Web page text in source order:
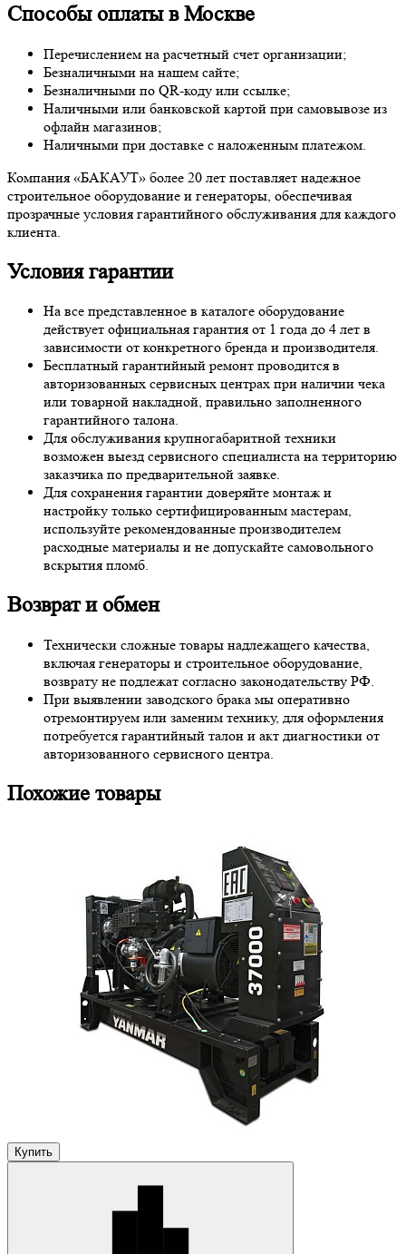
Способы оплаты в Москве
Перечислением на расчетный счет организации;
Безналичными на нашем сайте;
Безналичными по QR-коду или ссылке;
Наличными или банковской картой при самовывозе из
офлайн магазинов;
Наличными при доставке с наложенным платежом.
Компания «БАКАУТ» более 20 лет поставляет надежное
строительное оборудование и генераторы, обеспечивая
прозрачные условия гарантийного обслуживания для каждого
клиента.
Условия гарантии
На все представленное в каталоге оборудование
действует официальная гарантия от 1 года до 4 лет в
зависимости от конкретного бренда и производителя.
Бесплатный гарантийный ремонт проводится в
авторизованных сервисных центрах при наличии чека
или товарной накладной, правильно заполненного
гарантийного талона.
Для обслуживания крупногабаритной техники
возможен выезд сервисного специалиста на территорию
заказчика по предварительной заявке.
Для сохранения гарантии доверяйте монтаж и
настройку только сертифицированным мастерам,
используйте рекомендованные производителем
расходные материалы и не допускайте самовольного
вскрытия пломб.
Возврат и обмен
Технически сложные товары надлежащего качества,
включая генераторы и строительное оборудование,
возврату не подлежат согласно законодательству РФ.
При выявлении заводского брака мы оперативно
отремонтируем или заменим технику, для оформления
потребуется гарантийный талон и акт диагностики от
авторизованного сервисного центра.
Похожие товары
Купить